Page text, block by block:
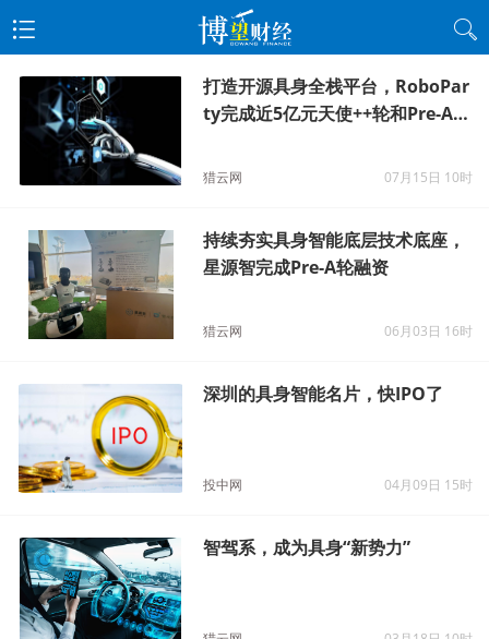
打造开源具身全栈平台，RoboPar
ty完成近5亿元天使++轮和Pre-A轮
猎云网 07月15日 10时
持续夯实具身智能底层技术底座，
星源智完成Pre-A轮融资
猎云网 06月03日 16时
深圳的具身智能名片，快IPO了
投中网 04月09日 15时
智驾系，成为具身“新势力”